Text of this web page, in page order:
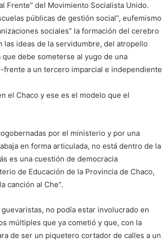
Frente” del Movimiento Socialista Unido.
públicas de gestión social”, eufemismo
sociales” la formación del cerebro
ideas de la servidumbre, del atropello
debe someterse al yugo de una
a un tercero imparcial e independiente
el Chaco y ese es el modelo que el
por el ministerio y por una
en forma articulada, no está dentro de la
es una cuestión de democracia
de Educación de la Provincia de Chaco,
canción al Che”.
no podía estar involucrado en
múltiples que ya cometió y que, con la
de ser un piquetero cortador de calles a un